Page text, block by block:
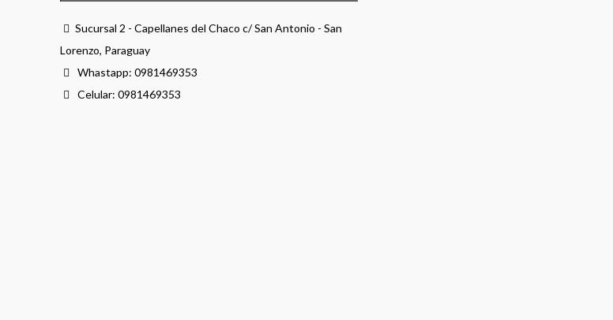
Sucursal 2 - Capellanes del Chaco c/ San Antonio - San
Lorenzo, Paraguay
Whastapp: 0981469353
Celular: 0981469353